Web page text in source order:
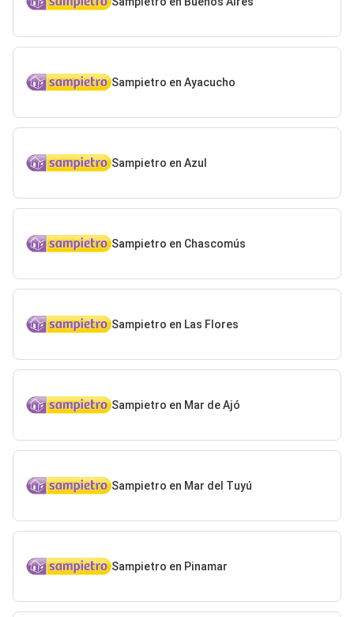
Sampietro en Ayacucho
Sampietro en Azul
Sampietro en Chascomús
Sampietro en Las Flores
Sampietro en Mar de Ajó
Sampietro en Mar del Tuyú
Sampietro en Pinamar